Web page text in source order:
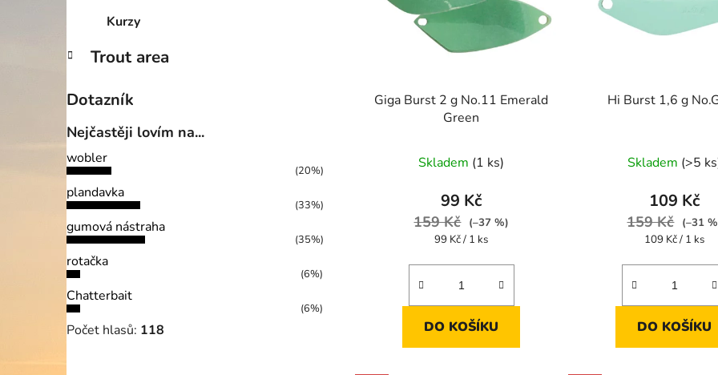
Kurzy
Trout area
Dotazník
Nejčastěji lovím na...
wobler
(20%)
plandavka
(33%)
gumová nástraha
(35%)
rotačka
(6%)
Chatterbait
(6%)
Počet hlasů: 118
Giga Burst 2 g No.11 Emerald
Green
Skladem (1 ks)
99 Kč
159 Kč (–37 %)
Měrná
99 Kč / 1 ks
DO KOŠÍKU
Hi Burst 1,6 g
Skladem (>5
109 Kč
159 Kč (–31
Měrná
109 Kč / 1 ks
DO KOŠÍKU